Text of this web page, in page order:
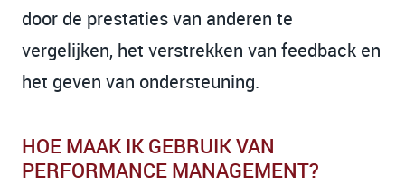
door de prestaties van anderen te
vergelijken, het verstrekken van feedback en
het geven van ondersteuning.
HOE MAAK IK GEBRUIK VAN
PERFORMANCE MANAGEMENT?